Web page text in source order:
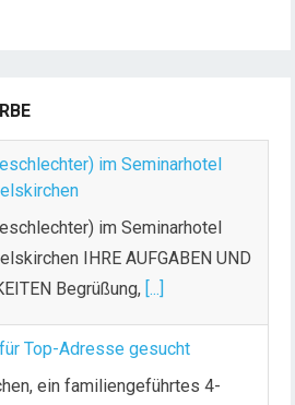
im Seminarhotel
im Seminarhotel
IHRE AUFGABEN UND
Begrüßung, [...]
Top-Adresse gesucht
ein familiengeführtes 4-